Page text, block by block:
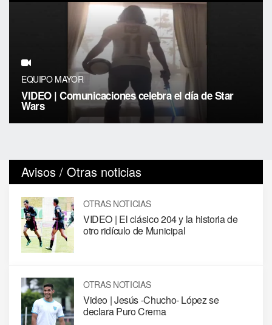
EQUIPO MAYOR
VIDEO | Comunicaciones celebra el día de Star
Wars
Avisos / Otras noticias
OTRAS NOTICIAS
VIDEO | El clásico 204 y la historia de
otro ridículo de Municipal
OTRAS NOTICIAS
Video | Jesús -Chucho- López se
declara Puro Crema